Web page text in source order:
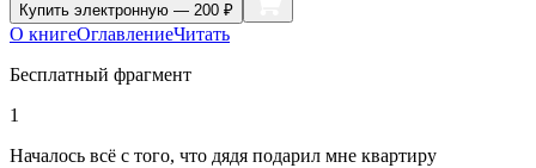
Купить электронную — 200 ₽
О книгеОглавлениеЧитать
Бесплатный фрагмент
1
Началось всё с того, что дядя подарил мне квартиру